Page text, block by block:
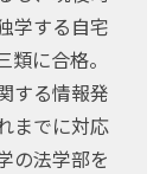
学する自宅
に合格。
する情報発
までに対応
の法学部を